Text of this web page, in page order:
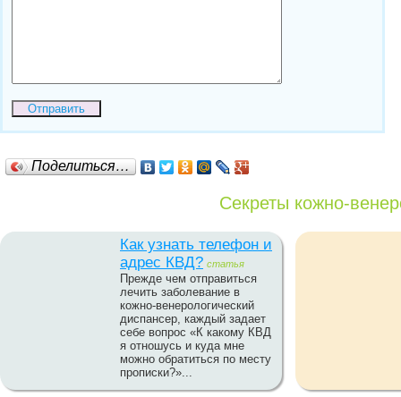
Поделиться…
Секреты кожно-
Как узнать телефон и
адрес КВД? статья
Прежде чем отправиться
лечить заболевание в
кожно-венерологический
диспансер, каждый задает
себе вопрос «К какому КВД
я отношусь и куда мне
можно обратиться по месту
прописки?»...